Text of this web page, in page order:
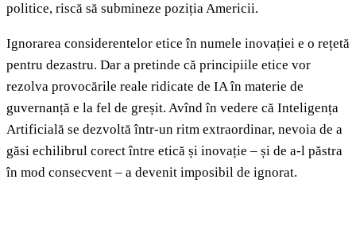
politice, riscă să submineze poziția Americii.
Ignorarea considerentelor etice în numele inovației e o rețetă
pentru dezastru. Dar a pretinde că principiile etice vor
rezolva provocările reale ridicate de IA în materie de
guvernanță e la fel de greșit. Avînd în vedere că Inteligența
Artificială se dezvoltă într-un ritm extraordinar, nevoia de a
găsi echilibrul corect între etică și inovație – și de a-l păstra
în mod consecvent – a devenit imposibil de ignorat.